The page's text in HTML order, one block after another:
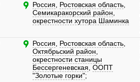
Россия Ростовская область
Семикаракорский район
окрестности хутора Шаминка
Россия Ростовская область
Октябрьский район
окрестности станицы
Бессергеневская ООПТ
"Золотые горки";